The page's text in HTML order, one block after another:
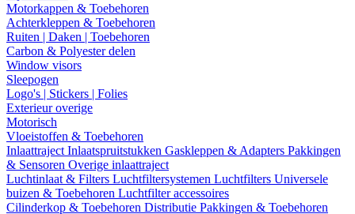
Motorkappen & Toebehoren
Achterkleppen & Toebehoren
Ruiten | Daken | Toebehoren
Carbon & Polyester delen
Window visors
Sleepogen
Logo's | Stickers | Folies
Exterieur overige
Motorisch
Vloeistoffen & Toebehoren
Inlaattraject Inlaatspruitstukken Gaskleppen & Adapters Pakkingen
& Sensoren Overige inlaattraject
Luchtinlaat & Filters Luchtfiltersystemen Luchtfilters Universele
buizen & Toebehoren Luchtfilter accessoires
Cilinderkop & Toebehoren Distributie Pakkingen & Toebehoren